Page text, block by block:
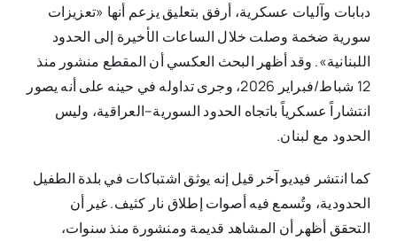
دبابات وآليات عسكرية، أرفق بتعليق يزعم أنها «تعزيزات
سورية ضخمة وصلت خلال الساعات الأخيرة إلى الحدود
اللبنانية». وقد أظهر البحث العكسي أن المقطع منشور منذ
12 شباط/فبراير 2026، وجرى تداوله في حينه على أنه يصور
انتشاراً عسكرياً باتجاه الحدود السورية–العراقية، وليس
الحدود مع لبنان.
كما انتشر فيديو آخر قيل إنه يوثق اشتباكات في بلدة الطفيل
الحدودية، وتُسمع فيه أصوات إطلاق نار كثيف. غير أن
التحقق أظهر أن المشاهد قديمة ومنشورة منذ سنوات،